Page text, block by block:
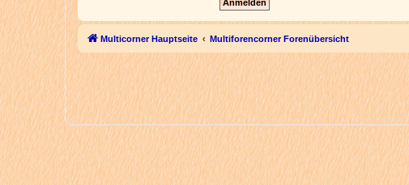
Multicorner Hauptseite Multiforencorner Forenübersicht